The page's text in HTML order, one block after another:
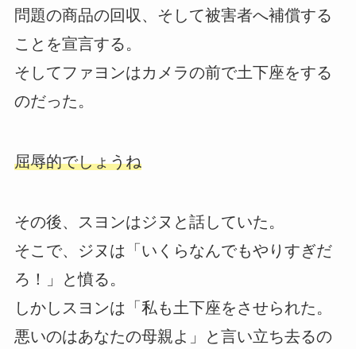
問題の商品の回収、そして被害者へ補償する
ことを宣言する。
そしてファヨンはカメラの前で土下座をする
のだった。
屈辱的でしょうね
その後、スヨンはジヌと話していた。
そこで、ジヌは「いくらなんでもやりすぎだ
ろ！」と憤る。
しかしスヨンは「私も土下座をさせられた。
悪いのはあなたの母親よ」と言い立ち去るの